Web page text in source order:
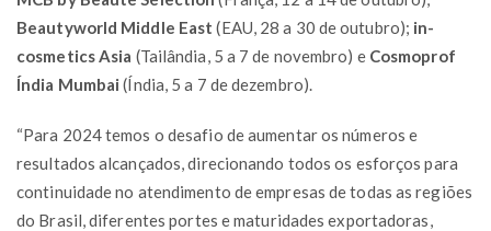
Beautyworld Middle East (EAU, 28 a 30 de outubro); in-
cosmetics Asia (Tailândia, 5 a 7 de novembro) e Cosmoprof
Índia Mumbai (Índia, 5 a 7 de dezembro).
“Para 2024 temos o desafio de aumentar os números e
resultados alcançados, direcionando todos os esforços para
continuidade no atendimento de empresas de todas as regiões
do Brasil, diferentes portes e maturidades exportadoras,